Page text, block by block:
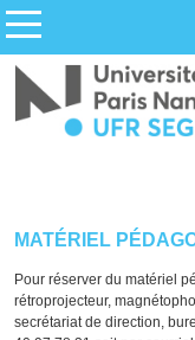
MATÉRIEL
Pour réserver du matériel
rétroprojecteur,
secrétariat de direction,